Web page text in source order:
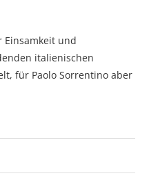
Einsamkeit und
italienischen
für Paolo Sorrentino aber